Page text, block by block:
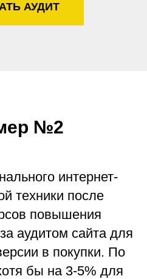
АУДИТ
№2
интернет-
техники после
повышения
аудитом сайта для
в покупки. По
бы на 3-5% для